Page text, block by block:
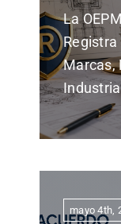
La
Registra
Marcas,
mayo 4th,